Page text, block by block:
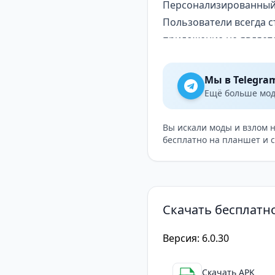
Пользователи всегда
приложение не
музыкальным
Умные рекомендации
интеллектуально
что гарантирует
для учебы — в стиле
Настройка
Отслеживание
Мы в
Ещё больше
Вы искали моды и взлом
бесплатно на планшет и
Скачать
Версия: 6.0.30
Скачать APK